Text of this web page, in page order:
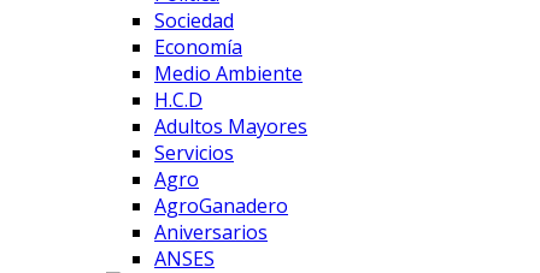
Sociedad
Economía
Medio Ambiente
H.C.D
Adultos Mayores
Servicios
Agro
AgroGanadero
Aniversarios
ANSES